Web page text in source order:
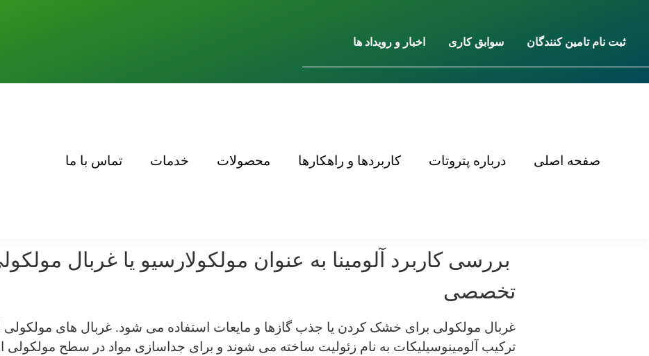
ثبت نام تامین کنندگان سوابق کاری اخبار و رویداد ها
صفحه اصلی درباره پتروتات کاربردها و راهکارها محصولات خدمات تماس با ما
بررسی کاربرد آلومینا به عنوان مولکولارسیو یا غربال
تخصصی
غربال مولکولی برای خشک کردن یا جذب گازها و مایعات استفاده می شود. غربال های مولکولی
ترکیب آلومینوسیلیکات به نام زئولیت ساخته می شوند و برای جداسازی مواد در سطح مولکولی